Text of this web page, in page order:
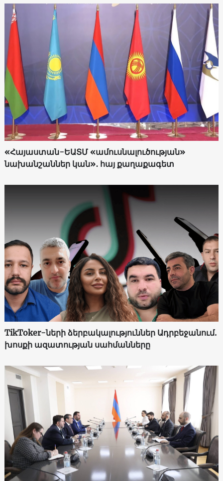
«Հայաստան-ԵԱՏՄ «ամուսնալուծության»
նախանշաններ կան»․ հայ քաղաքագետ
TikToker-ների ձերբակալություններ Ադրբեջանում.
խոսքի ազատության սահմանները